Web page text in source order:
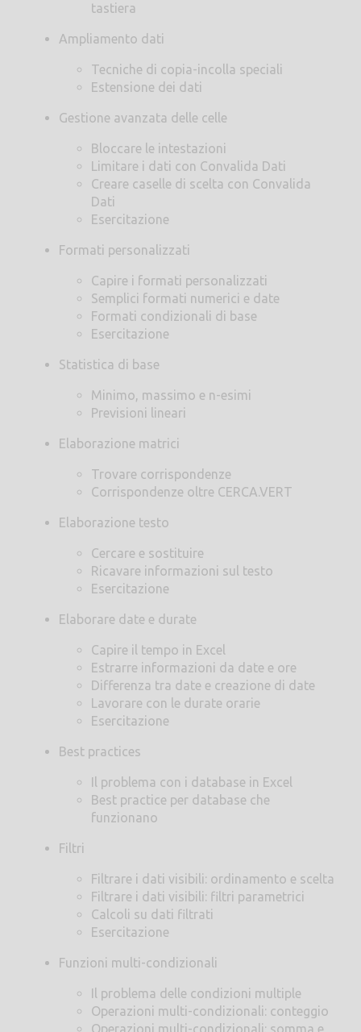
tastiera
Ampliamento dati
Tecniche di copia-incolla speciali
Estensione dei dati
Gestione avanzata delle celle
Bloccare le intestazioni
Limitare i dati con Convalida Dati
Creare caselle di scelta con Convalida
Dati
Esercitazione
Formati personalizzati
Capire i formati personalizzati
Semplici formati numerici e date
Formati condizionali di base
Esercitazione
Statistica di base
Minimo, massimo e n-esimi
Previsioni lineari
Elaborazione matrici
Trovare corrispondenze
Corrispondenze oltre CERCA.VERT
Elaborazione testo
Cercare e sostituire
Ricavare informazioni sul testo
Esercitazione
Elaborare date e durate
Capire il tempo in Excel
Estrarre informazioni da date e ore
Differenza tra date e creazione di date
Lavorare con le durate orarie
Esercitazione
Best practices
Il problema con i database in Excel
Best practice per database che
funzionano
Filtri
Filtrare i dati visibili: ordinamento e scelta
Filtrare i dati visibili: filtri parametrici
Calcoli su dati filtrati
Esercitazione
Funzioni multi-condizionali
Il problema delle condizioni multiple
Operazioni multi-condizionali: conteggio
Operazioni multi-condizionali: somma e